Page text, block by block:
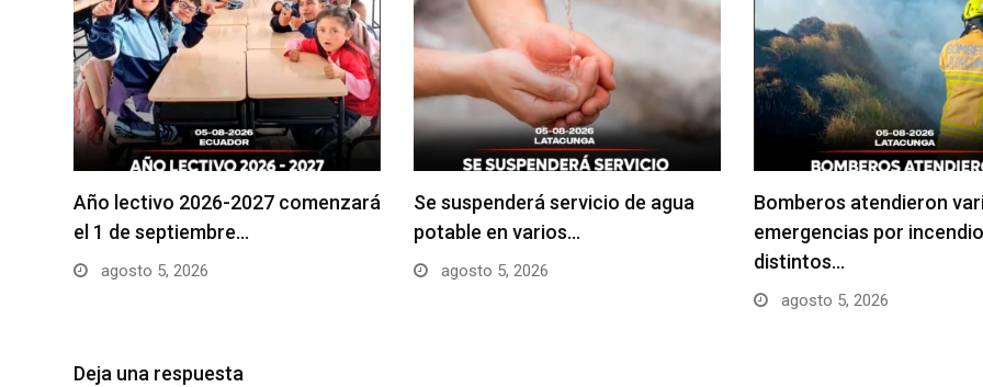
Año lectivo 2026-2027 comenzará
el 1 de septiembre…
agosto 5, 2026
Se suspenderá servicio de agua
potable en varios…
agosto 5, 2026
Bomberos atendieron
emergencias por
distintos…
agosto 5, 2026
Deja una respuesta